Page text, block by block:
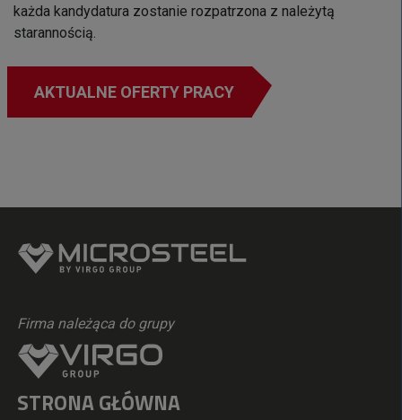
każda kandydatura zostanie rozpatrzona z należytą
starannością.
AKTUALNE OFERTY PRACY
Firma należąca do grupy
STRONA GŁÓWNA